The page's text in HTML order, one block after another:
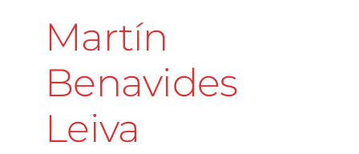
Martín
Benavides
Leiva